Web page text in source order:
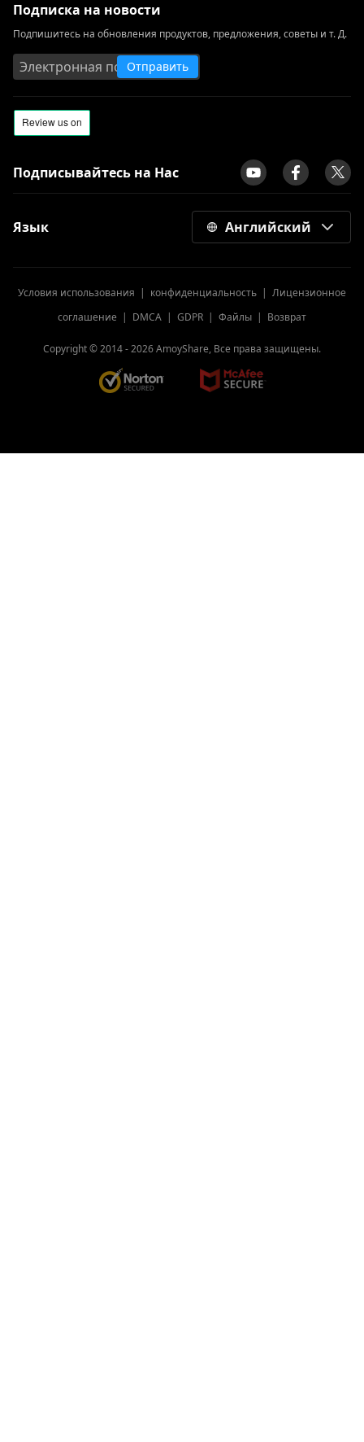
Подписка на новости
Подпишитесь на обновления продуктов, предложения, советы и т. Д.
Отправить
Подписывайтесь на Нас
Язык Английский
Условия использования конфиденциальность
Лицензионное
соглашение
DMCA GDPR Файлы Возврат
Copyright © 2014 -2026AmoyShare, Все права защищены.